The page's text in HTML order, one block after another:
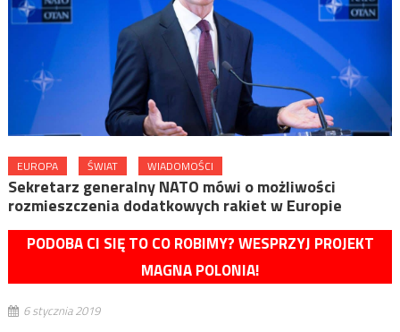
EUROPA ŚWIAT WIADOMOŚCI
Sekretarz generalny NATO mówi o możliwości
rozmieszczenia dodatkowych rakiet w Europie
PODOBA CI SIĘ TO CO ROBIMY? WESPRZYJ PROJEKT
MAGNA POLONIA!
6 stycznia 2019